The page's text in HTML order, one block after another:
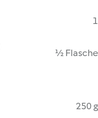
1
½ Flasche
250 g